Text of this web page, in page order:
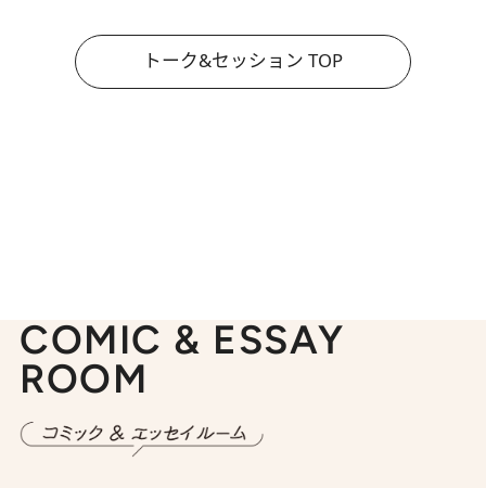
トーク&セッション TOP
COMIC & ESSAY
ROOM